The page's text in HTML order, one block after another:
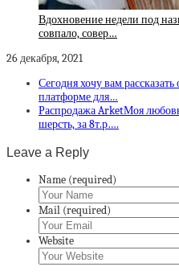
Вдохновение недели под
совпало, совер…
26 декабря, 2021
Сегодня хочу вам
платформе для…
Распродажа ArketМоя
шерсть, за 8т.р….
Leave a Reply
Name (required)
Mail (required)
Website